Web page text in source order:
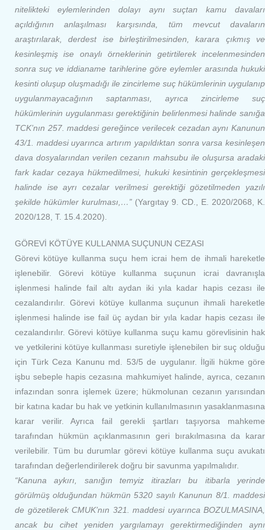
nitelikteki eylemlerinden dolayı aynı suçtan kamu davaları
açıldığının anlaşılması karşısında, tüm mevcut davaların
araştırılarak, derdest ise birleştirilmesinden, karara çıkmış ve
kesinleşmiş ise onaylı örneklerinin getirtilerek incelenmesinden
sonra suç ve iddianame tarihlerine göre eylemler arasında hukuki
kesinti oluşup oluşmadığı ile zincirleme suç hükümlerinin uygulanıp
uygulanmayacağının saptanması, ayrıca zincirleme suç
hükümlerinin uygulanması gerektiğinin belirlenmesi halinde sanığa
TCK’nın 257. maddesi gereğince verilecek cezadan aynı Kanunun
43/1. maddesi uyarınca artırım yapıldıktan sonra varsa kesinleşen
dava dosyalarından verilen cezanın mahsubu ile oluşursa aradaki
fark kadar cezaya hükmedilmesi, hukuki kesintinin gerçekleşmesi
halinde ise ayrı cezalar verilmesi gerektiği gözetilmeden yazılı
şekilde hükümler kurulması,…” (Yargıtay 9. CD., E. 2020/2068, K.
2020/128, T. 15.4.2020).
GÖREVİ KÖTÜYE KULLANMA SUÇUNUN CEZASI
Görevi kötüye kullanma suçu hem icrai hem de ihmali hareketle
işlenebilir. Görevi kötüye kullanma suçunun icrai davranışla
işlenmesi halinde fail altı aydan iki yıla kadar hapis cezası ile
cezalandırılır. Görevi kötüye kullanma suçunun ihmali hareketle
işlenmesi halinde ise fail üç aydan bir yıla kadar hapis cezası ile
cezalandırılır. Görevi kötüye kullanma suçu kamu görevlisinin hak
ve yetkilerini kötüye kullanması suretiyle işlenebilen bir suç olduğu
için Türk Ceza Kanunu md. 53/5 de uygulanır. İlgili hükme göre
işbu sebeple hapis cezasına mahkumiyet halinde, ayrıca, cezanın
infazından sonra işlemek üzere; hükmolunan cezanın yarısından
bir katına kadar bu hak ve yetkinin kullanılmasının yasaklanmasına
karar verilir. Ayrıca fail gerekli şartları taşıyorsa mahkeme
tarafından hükmün açıklanmasının geri bırakılmasına da karar
verilebilir. Tüm bu durumlar görevi kötüye kullanma suçu avukatı
tarafından değerlendirilerek doğru bir savunma yapılmalıdır.
“Kanuna aykırı, sanığın temyiz itirazları bu itibarla yerinde
görülmüş olduğundan hükmün 5320 sayılı Kanunun 8/1. maddesi
de gözetilerek CMUK’nın 321. maddesi uyarınca BOZULMASINA,
ancak bu cihet yeniden yargılamayı gerektirmediğinden aynı